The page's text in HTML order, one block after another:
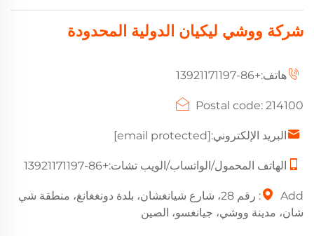
شركة ووشي ليكيان الدولية المحدودة
هاتف:+86-13921171197
Postal code: 214100
البريد الإلكتروني:[email protected]
الهاتف المحمول/الواتساب/الويب تشات:+86-13921171197
Add: رقم 28، شارع شيانغشان، بلدة دونغغانغ، منطقة شي
شان، مدينة ووشي، جيانغسو، الصين